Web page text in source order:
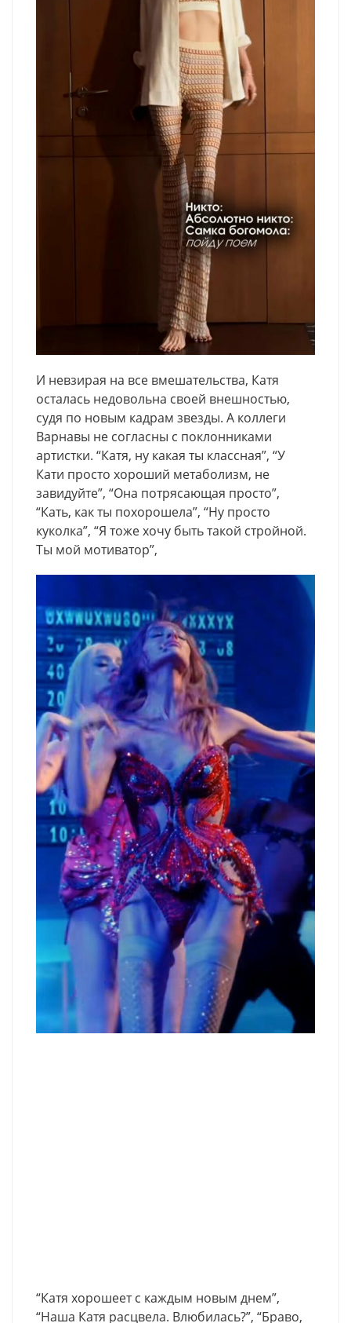
И невзирая на все вмешательства, Катя
осталась недовольна своей внешностью,
судя по новым кадрам звезды. А коллеги
Варнавы не согласны с поклонниками
артистки. “Катя, ну какая ты классная”, “У
Кати просто хороший метаболизм, не
завидуйте”, “Она потрясающая просто”,
“Кать, как ты похорошела”, “Ну просто
куколка”, “Я тоже хочу быть такой стройной.
Ты мой мотиватор”,
“Катя хорошеет с каждым новым днем”,
“Наша Катя расцвела. Влюбилась?”, “Браво,